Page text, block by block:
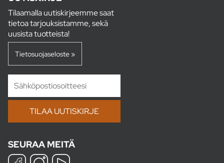
Tilaamalla uutiskirjeemme saat
tietoa tarjouksistamme, sekä
uusista tuotteista!
Tietosuojaseloste »
SEURAA MEITÄ